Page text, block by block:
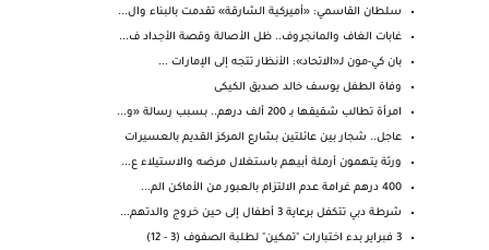
سلطان القاسمي: «أميركية الشارقة» تقدمت بالبناء وال...
غابات الغاف والمانجروف.. ظل الأصالة وقصة الأجداد ف...
بان كي-مون لـ«الاتحاد»: الأنظار تتجه إلى الإمارات ...
وفاة الطفل يوسف خالد صديق الكيكى
امرأة تطالب شقيقها بـ 200 ألف درهم.. بسبب رسالة «و...
عاجل.. شجار بين عائلتين بشارع المركز القديم بالعسيرات
ورثة يتهمون أرملة أبيهم باستغلال مرضه والاستيلاء ع...
400 درهم غرامة عدم الالتزام بالعبور من الأماكن الم...
شرطة دبي تتكفل برعاية 3 أطفال إلى حين خروج والدتهم...
3 فبراير بدء اختبارات "تمكين" لطلبة الصفوف (3 - 12)